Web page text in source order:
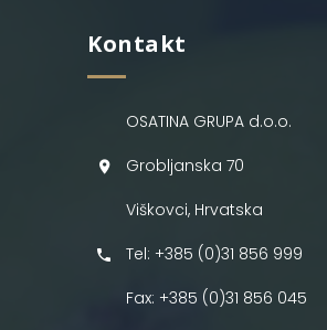
Kontakt
OSATINA GRUPA d.o.o.
Grobljanska 70
Viškovci, Hrvatska
Tel: +385 (0)31 856 999
Fax: +385 (0)31 856 045